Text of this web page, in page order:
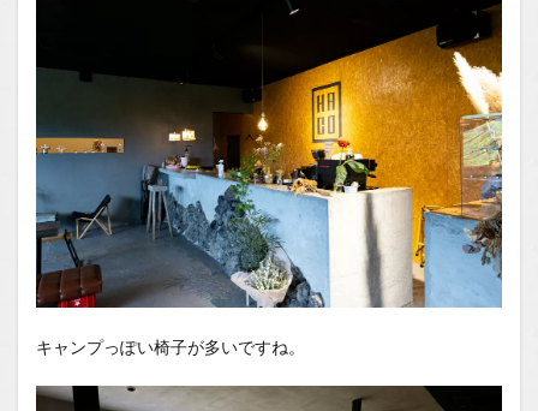
キャンプっぽい椅子が多いですね。